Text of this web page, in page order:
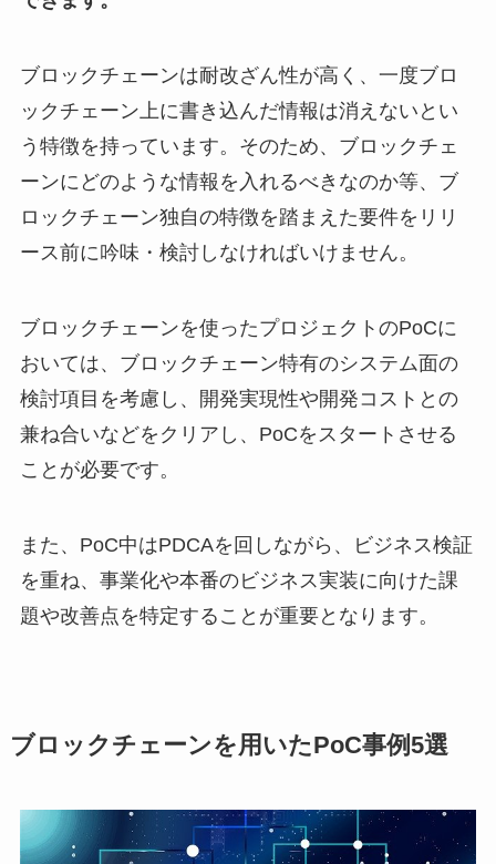
ブロックチェーンは耐改ざん性が高く、一度ブロ
ックチェーン上に書き込んだ情報は消えないとい
う特徴を持っています。そのため、ブロックチェ
ーンにどのような情報を入れるべきなのか等、ブ
ロックチェーン独自の特徴を踏まえた要件をリリ
ース前に吟味・検討しなければいけません。
ブロックチェーンを使ったプロジェクトのPoCに
おいては、ブロックチェーン特有のシステム面の
検討項目を考慮し、開発実現性や開発コストとの
兼ね合いなどをクリアし、PoCをスタートさせる
ことが必要です。
また、PoC中はPDCAを回しながら、ビジネス検証
を重ね、事業化や本番のビジネス実装に向けた課
題や改善点を特定することが重要となります。
ブロックチェーンを用いたPoC事例5選